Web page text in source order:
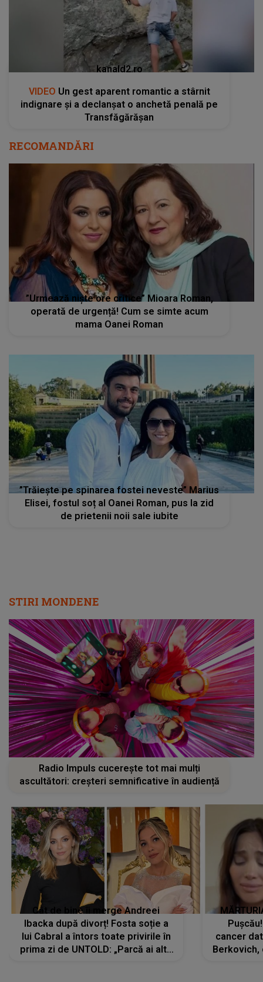
kanald2.ro
VIDEO Un gest aparent romantic a stârnit
indignare și a declanșat o anchetă penală pe
Transfăgărășan
RECOMANDĂRI
”Urmează niște ore critice” Mioara Roman,
operată de urgență! Cum se simte acum
mama Oanei Roman
”Trăiește pe spinarea fostei neveste” Marius
Elisei, fostul soț al Oanei Roman, pus la zid
de prietenii noii sale iubite
STIRI MONDENE
Radio Impuls cucerește tot mai mulți
ascultători: creșteri semnificative în audiență
Cât de bine îi merge Andreei
Ibacka după divorț! Fosta soție a
lui Cabral a întors toate privirile în
prima zi de UNTOLD: „Parcă ai altă
cancer
Berkovich,